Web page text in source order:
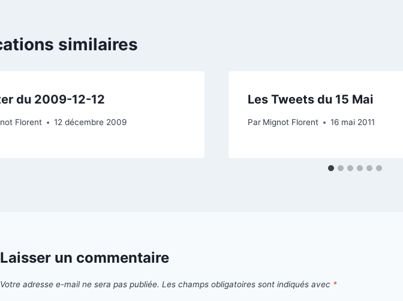
similaires
du 2009-12-12
Florent 12 décembre 2009
Les Tweets du 15 Mai
Par Mignot Florent 16 mai 2011
Laisser un commentaire
Votre adresse e-mail ne sera pas publiée. Les champs obligatoires sont indiqués avec *